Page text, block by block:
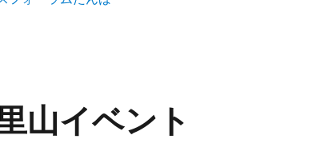
山イベント